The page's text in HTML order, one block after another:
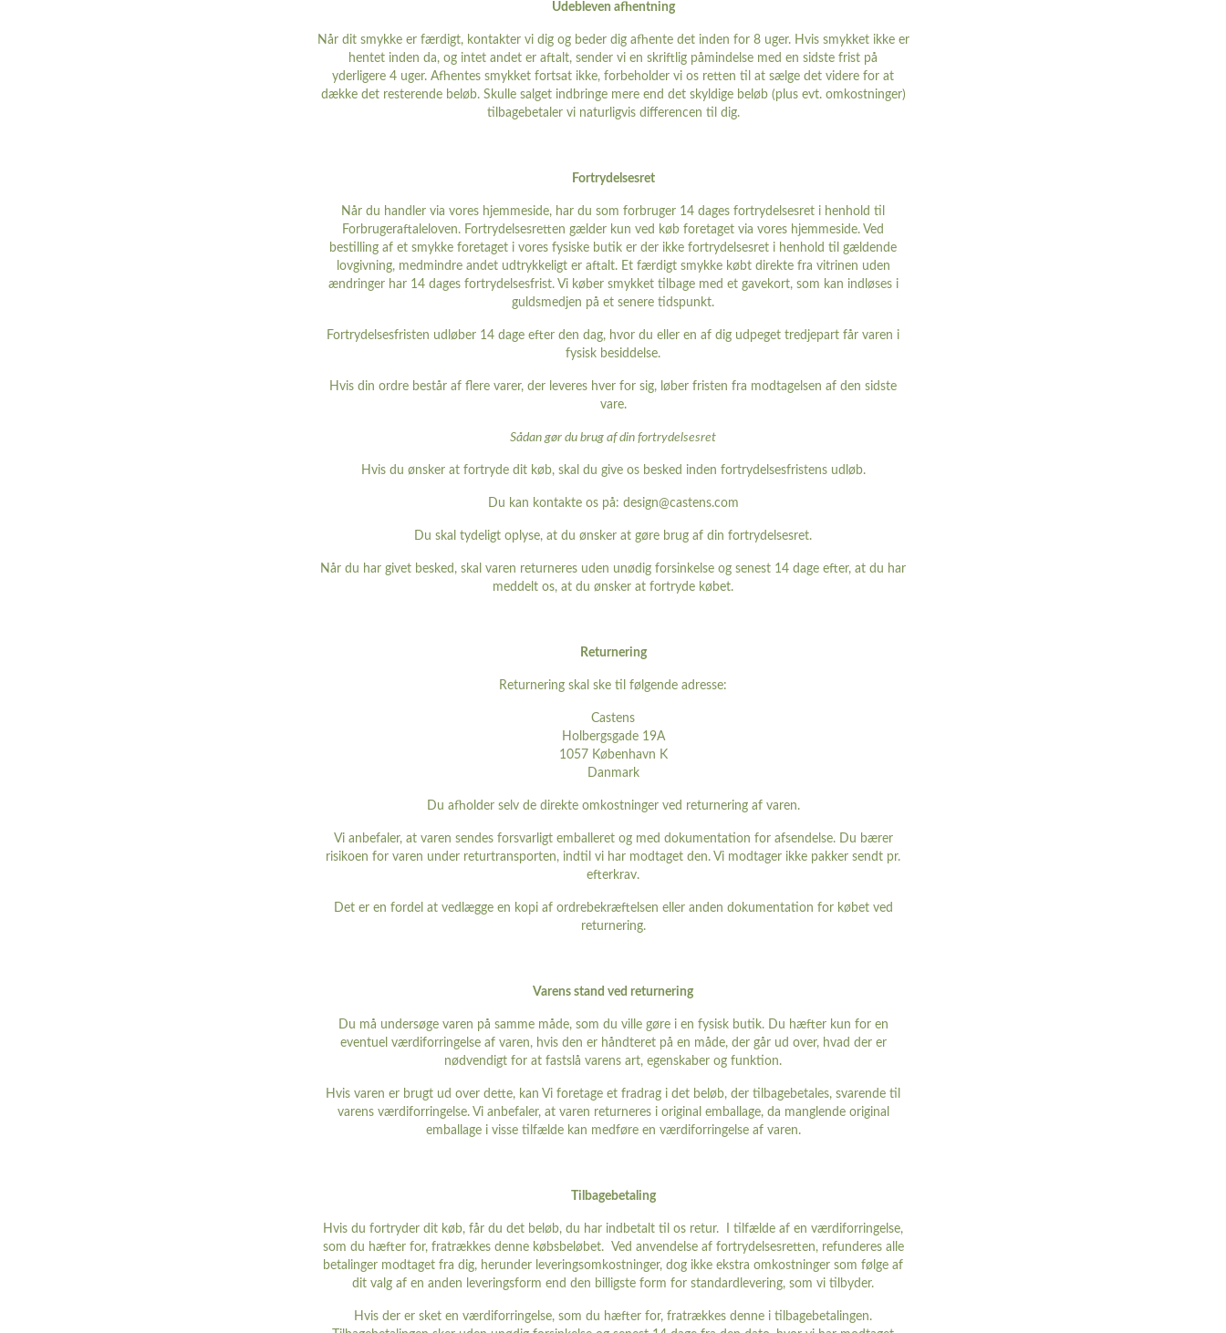
Udebleven afhentning
Når dit smykke er færdigt, kontakter vi dig og beder dig afhente det inden for 8 uger. Hvis smykket ikke er
hentet inden da, og intet andet er aftalt, sender vi en skriftlig påmindelse med en sidste frist på
yderligere 4 uger. Afhentes smykket fortsat ikke, forbeholder vi os retten til at sælge det videre for at
dække det resterende beløb. Skulle salget indbringe mere end det skyldige beløb (plus evt. omkostninger)
tilbagebetaler vi naturligvis differencen til dig.
Fortrydelsesret
Når du handler via vores hjemmeside, har du som forbruger 14 dages fortrydelsesret i henhold til
Forbrugeraftaleloven. Fortrydelsesretten gælder kun ved køb foretaget via vores hjemmeside. Ved
bestilling af et smykke foretaget i vores fysiske butik er der ikke fortrydelsesret i henhold til gældende
lovgivning, medmindre andet udtrykkeligt er aftalt. Et færdigt smykke købt direkte fra vitrinen uden
ændringer har 14 dages fortrydelsesfrist. Vi køber smykket tilbage med et gavekort, som kan indløses i
guldsmedjen på et senere tidspunkt.
Fortrydelsesfristen udløber 14 dage efter den dag, hvor du eller en af dig udpeget tredjepart får varen i
fysisk besiddelse.
Hvis din ordre består af flere varer, der leveres hver for sig, løber fristen fra modtagelsen af den sidste
vare.
Sådan gør du brug af din fortrydelsesret
Hvis du ønsker at fortryde dit køb, skal du give os besked inden fortrydelsesfristens udløb.
Du kan kontakte os på: design@castens.com
Du skal tydeligt oplyse, at du ønsker at gøre brug af din fortrydelsesret.
Når du har givet besked, skal varen returneres uden unødig forsinkelse og senest 14 dage efter, at du har
meddelt os, at du ønsker at fortryde købet.
Returnering
Returnering skal ske til følgende adresse:
Castens
Holbergsgade 19A
1057 København K
Danmark
Du afholder selv de direkte omkostninger ved returnering af varen.
Vi anbefaler, at varen sendes forsvarligt emballeret og med dokumentation for afsendelse. Du bærer
risikoen for varen under returtransporten, indtil vi har modtaget den. Vi modtager ikke pakker sendt pr.
efterkrav.
Det er en fordel at vedlægge en kopi af ordrebekræftelsen eller anden dokumentation for købet ved
returnering.
Varens stand ved returnering
Du må undersøge varen på samme måde, som du ville gøre i en fysisk butik. Du hæfter kun for en
eventuel værdiforringelse af varen, hvis den er håndteret på en måde, der går ud over, hvad der er
nødvendigt for at fastslå varens art, egenskaber og funktion.
Hvis varen er brugt ud over dette, kan Vi foretage et fradrag i det beløb, der tilbagebetales, svarende til
varens værdiforringelse. Vi anbefaler, at varen returneres i original emballage, da manglende original
emballage i visse tilfælde kan medføre en værdiforringelse af varen.
Tilbagebetaling
Hvis du fortryder dit køb, får du det beløb, du har indbetalt til os retur. I tilfælde af en værdiforringelse,
som du hæfter for, fratrækkes denne købsbeløbet. Ved anvendelse af fortrydelsesretten, refunderes alle
betalinger modtaget fra dig, herunder leveringsomkostninger, dog ikke ekstra omkostninger som følge af
dit valg af en anden leveringsform end den billigste form for standardlevering, som vi tilbyder.
Hvis der er sket en værdiforringelse, som du hæfter for, fratrækkes denne i tilbagebetalingen.